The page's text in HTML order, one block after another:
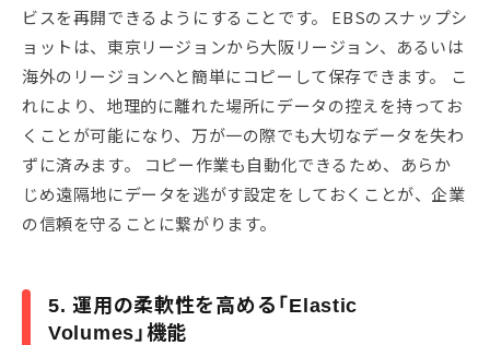
ビスを再開できるようにすることです。 EBSのスナップシ
ョットは、東京リージョンから大阪リージョン、あるいは
海外のリージョンへと簡単にコピーして保存できます。 こ
れにより、地理的に離れた場所にデータの控えを持ってお
くことが可能になり、万が一の際でも大切なデータを失わ
ずに済みます。 コピー作業も自動化できるため、あらか
じめ遠隔地にデータを逃がす設定をしておくことが、企業
の信頼を守ることに繋がります。
5. 運用の柔軟性を高める「Elastic
Volumes」機能